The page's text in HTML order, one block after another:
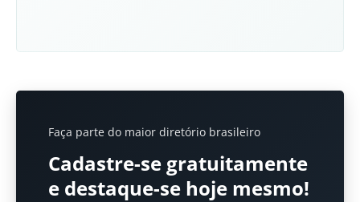
Faça parte do maior diretório brasileiro
Cadastre-se gratuitamente
e destaque-se hoje mesmo!